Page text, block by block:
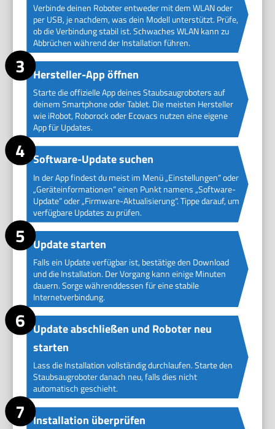
Verbinde deinen Roboter entweder mit dem WLAN oder
per USB, je nachdem, was dein Modell unterstützt. Prüfe,
ob die Verbindung stabil ist. Schwaches WLAN kann zu
Abbrüchen während der Installation führen.
Hersteller-App öffnen
Starte die offizielle App deines Staubsaugroboters auf
deinem Smartphone oder Tablet. Die meisten Hersteller
wie iRobot, Roborock oder Ecovacs nutzen eine eigene
App für Updates.
Software-Update suchen
In der App findest du meist im Menü „Einstellungen“ oder
„Geräteinformationen“ einen Punkt namens „Software-
Update“ oder „Firmware-Aktualisierung“. Tippe darauf, um
verfügbare Updates zu prüfen.
Update starten
Falls ein Update verfügbar ist, bestätige den Download
und die Installation. Der Vorgang kann einige Minuten
dauern. Sorge währenddessen für eine stabile
Internetverbindung.
Update abschließen und Roboter neu
starten
Lass die Installation vollständig durchlaufen. Starte den
Staubsaugroboter danach neu, falls dies nicht
automatisch geschieht.
Installation überprüfen